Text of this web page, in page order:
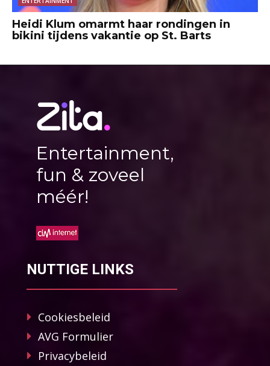
Heidi Klum omarmt haar rondingen in
bikini tijdens vakantie op St. Barts
Entertainment,
fun & zoveel
méér!
NUTTIGE LINKS
Cookiesbeleid
AVG Formulier
Privacybeleid